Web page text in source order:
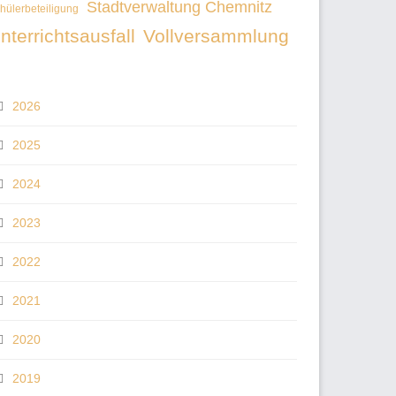
Stadtverwaltung Chemnitz
Vollversammlung
2026
2025
2024
2023
2022
2021
2020
2019